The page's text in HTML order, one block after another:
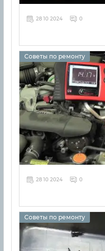
28 10 2024 0
Советы по ремонту
28 10 2024 0
Советы по ремонту